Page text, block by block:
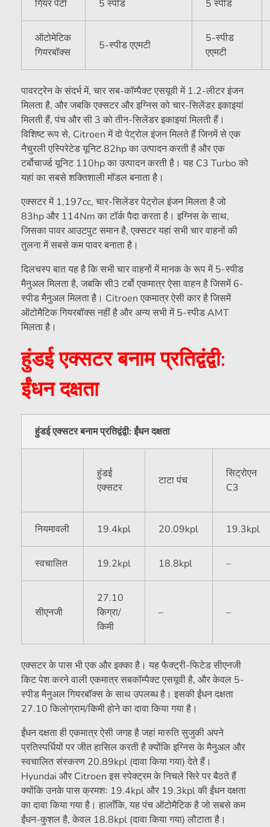
गियर पेटी 5 स्पीड 5 स्पीड
ऑटोमेटिक
गियरबॉक्स
5-स्पीड एएमटी
5-स्पीड
एएमटी
पावरट्रेन के संदर्भ में, चार सब-कॉम्पैक्ट एसयूवी में 1.2-लीटर इंजन
मिलता है, और जबकि एक्सटर और इग्निस को चार-सिलेंडर इकाइयां
मिलती हैं, पंच और सी 3 को तीन-सिलेंडर इकाइयां मिलती हैं।
विशिष्ट रूप से, Citroen में दो पेट्रोल इंजन मिलते हैं जिनमें से एक
नैचुरली एस्पिरेटेड यूनिट 82hp का उत्पादन करती है और एक
टर्बोचार्ज्ड यूनिट 110hp का उत्पादन करती है। यह C3 Turbo को
यहां का सबसे शक्तिशाली मॉडल बनाता है।
एक्सटर में 1,197cc, चार-सिलेंडर पेट्रोल इंजन मिलता है जो
83hp और 114Nm का टॉर्क पैदा करता है। इग्निस के साथ,
जिसका पावर आउटपुट समान है, एक्सटर यहां सभी चार वाहनों की
तुलना में सबसे कम पावर बनाता है।
दिलचस्प बात यह है कि सभी चार वाहनों में मानक के रूप में 5-स्पीड
मैनुअल मिलता है, जबकि सी3 टर्बो एकमात्र ऐसा वाहन है जिसमें 6-
स्पीड मैनुअल मिलता है। Citroen एकमात्र ऐसी कार है जिसमें
ऑटोमैटिक गियरबॉक्स नहीं है और अन्य सभी में 5-स्पीड AMT
मिलता है।
हुंडई एक्सटर बनाम प्रतिद्वंद्वी:
ईंधन दक्षता
हुंडई एक्सटर बनाम प्रतिद्वंद्वी: ईंधन दक्षता
हुंडई
एक्सटर
टाटा पंच
सिट्रोएन
C3
नियमावली 19.4kpl 20.09kpl 19.3kpl
स्वचालित 19.2kpl 18.8kpl –
सीएनजी
27.10
किग्रा/
किमी
– –
एक्सटर के पास भी एक और इक्का है। यह फैक्ट्री-फिटेड सीएनजी
किट पेश करने वाली एकमात्र सबकॉम्पैक्ट एसयूवी है, और केवल 5-
स्पीड मैनुअल गियरबॉक्स के साथ उपलब्ध है। इसकी ईंधन दक्षता
27.10 किलोग्राम/किमी होने का दावा किया गया है।
ईंधन दक्षता ही एकमात्र ऐसी जगह है जहां मारुति सुजुकी अपने
प्रतिस्पर्धियों पर जीत हासिल करती है क्योंकि इग्निस के मैनुअल और
स्वचालित संस्करण 20.89kpl (दावा किया गया) देते हैं।
Hyundai और Citroen इस स्पेक्ट्रम के निचले सिरे पर बैठते हैं
क्योंकि उनके पास क्रमशः 19.4kpl और 19.3kpl की ईंधन दक्षता
का दावा किया गया है। हालाँकि, यह पंच ऑटोमैटिक है जो सबसे कम
ईंधन-कुशल है, केवल 18.8kpl (दावा किया गया) लौटाता है।